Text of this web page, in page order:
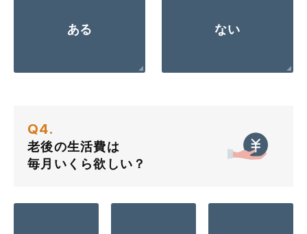
ある ない
Q4.
老後の生活費は
毎月いくら欲しい？